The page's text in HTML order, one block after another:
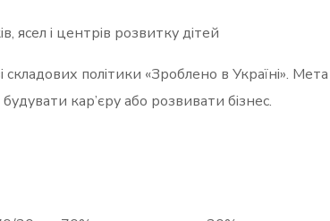
і центрів розвитку дітей
політики «Зроблено в Україні».
кар’єру або розвивати бізнес.